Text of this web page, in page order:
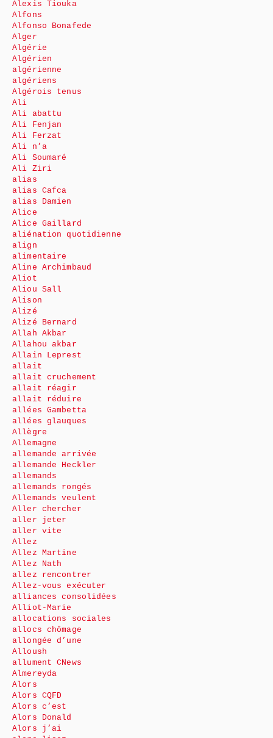
Alexis Tiouka
Alfons
Alfonso Bonafede
Alger
Algérie
Algérien
algérienne
algériens
Algérois tenus
Ali
Ali abattu
Ali Fenjan
Ali Ferzat
Ali n’a
Ali Soumaré
Ali Ziri
alias
alias Cafca
alias Damien
Alice
Alice Gaillard
aliénation quotidienne
align
alimentaire
Aline Archimbaud
Aliot
Aliou Sall
Alison
Alizé
Alizé Bernard
Allah Akbar
Allahou akbar
Allain Leprest
allait
allait cruchement
allait réagir
allait réduire
allées Gambetta
allées glauques
Allègre
Allemagne
allemande arrivée
allemande Heckler
allemands
allemands rongés
Allemands veulent
Aller chercher
aller jeter
aller vite
Allez
Allez Martine
Allez Nath
allez rencontrer
Allez-vous exécuter
alliances consolidées
Alliot-Marie
allocations sociales
allocs chômage
allongée d’une
Alloush
allument CNews
Almereyda
Alors
Alors CQFD
Alors c’est
Alors Donald
Alors j’ai